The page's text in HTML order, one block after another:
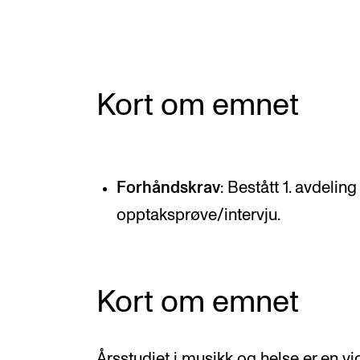
Si ifra!
Betalte spilleoppdrag
Velferd og helse
Kort om emnet
Forhåndskrav: Bestått 1.
opptaksprøve/intervju.
Kort om emnet